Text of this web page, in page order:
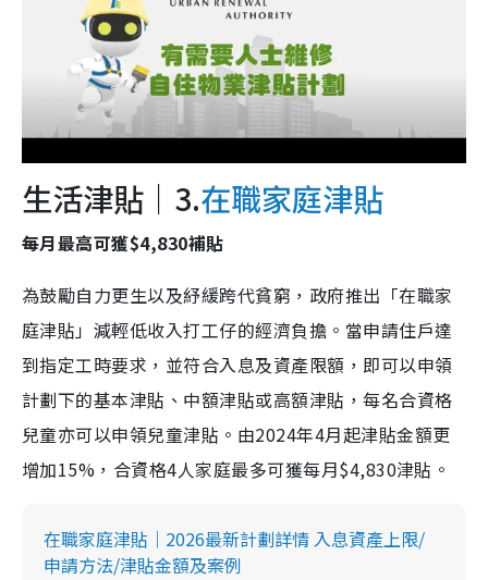
生活津貼｜3.在職家庭津貼
每月最高可獲$4,830補貼
為鼓勵自力更生以及紓緩跨代貧窮，政府推出「在職家
庭津貼」減輕低收入打工仔的經濟負擔。當申請住戶達
到指定工時要求，並符合入息及資產限額，即可以申領
計劃下的基本津貼、中額津貼或高額津貼，每名合資格
兒童亦可以申領兒童津貼。由2024年4月起津貼金額更
增加15%，合資格4人家庭最多可獲每月$4,830津貼。
在職家庭津貼｜2026最新計劃詳情 入息資產上限/
申請方法/津貼金額及案例